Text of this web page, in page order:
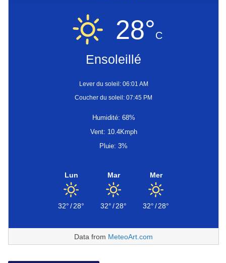
28°C
Ensoleillé
Lever du soleil: 06:01 AM
Coucher du soleil: 07:45 PM
Humidité: 68%
Vent: 10.4Kmph
Pluie: 3%
Lun
32°/28°
Mar
32°/28°
Mer
32°/28°
Data from MeteoArt.com